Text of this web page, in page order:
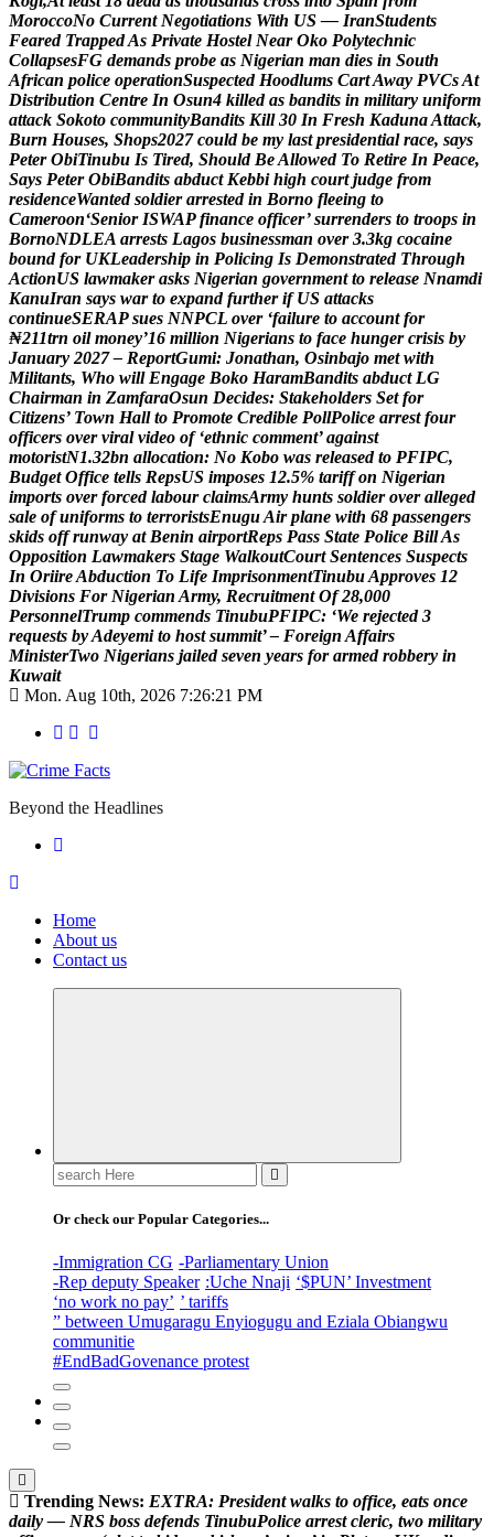
MoroccoNo Current Negotiations With US — IranStudents
Feared TrappedAs Private Hostel Near Oko Polytechnic
CollapsesFG demands probe as Nigerian man dies in South
African police operationSuspected Hoodlums CartAway PVCsAt
Distribution Centre In Osun4 killed as bandits in military uniform
attack Sokoto communityBandits Kill 30 In Fresh KadunaAttack,
Burn Houses, Shops2027 could be my last presidential race, says
Peter ObiTinubu Is Tired, Should BeAllowed To Retire In Peace,
Says Peter ObiBandits abduct Kebbi high court judge from
residenceWanted soldier arrested in Borno fleeing to
Cameroon‘Senior ISWAP finance officer’ surrenders to troops in
BornoNDLEA arrests Lagos businessman over 3.3kg cocaine
bound for UKLeadership in Policing Is Demonstrated Through
ActionUS lawmaker asks Nigerian government to release Nnamdi
KanuIran says war to expand further if US attacks
continueSERAP sues NNPCL over ‘failure to account for
₦211trn oil money’16 million Nigerians to face hunger crisis by
January 2027 – ReportGumi: Jonathan, Osinbajo met with
Militants, Who will Engage Boko HaramBandits abduct LG
Chairman in ZamfaraOsun Decides: Stakeholders Set for
Citizens’ Town Hall to Promote Credible PollPolice arrest four
officers over viral video of ‘ethnic comment’ against
motoristN1.32bn allocation: No Kobo was released to PFIPC,
Budget Office tells RepsUS imposes 12.5% tariff on Nigerian
imports over forced labour claimsArmy hunts soldier over alleged
sale of uniforms to terroristsEnuguAir plane with 68 passengers
skids off runway at Benin airportReps Pass State Police BillAs
Opposition Lawmakers Stage WalkoutCourt Sentences Suspects
In OriireAbduction To Life ImprisonmentTinubuApproves 12
Divisions For Nigerian Army, Recruitment Of 28,000
PersonnelTrump commends TinubuPFIPC: ‘We rejected 3
requests byAdeyemi to host summit’ – Foreign Affairs
MinisterTwo Nigerians jailed seven years for armed robbery in
Kuwait
Mon. Aug 10th, 2026 7:26:22 PM
Beyond the Headlines
Home
About us
Contact us
Search
for:
Or check our Popular Categories...
-Immigration CG -Parliamentary Union
-Rep deputy Speaker :Uche Nnaji ‘$PUN’ Investment
‘no work no pay’ ’ tariffs
” between Umugaragu Enyiogugu and Eziala Obiangwu
communitie
#EndBadGovenance protest
Trending News: EXTRA: President walks to office, eats once
daily — NRS boss defends TinubuPolice arrest cleric, two military